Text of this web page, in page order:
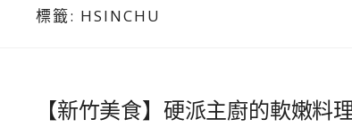
標籤: HSINCHU
【新竹美食】硬派主廚的軟嫩料